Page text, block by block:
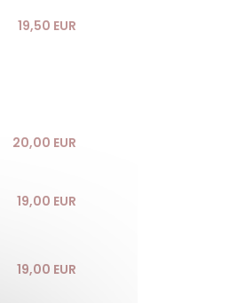
19,50 EUR
20,00 EUR
19,00 EUR
19,00 EUR